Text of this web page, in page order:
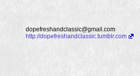
dopefreshandclassic@gmail.com
http://dopefreshandclassic.tumblr.com